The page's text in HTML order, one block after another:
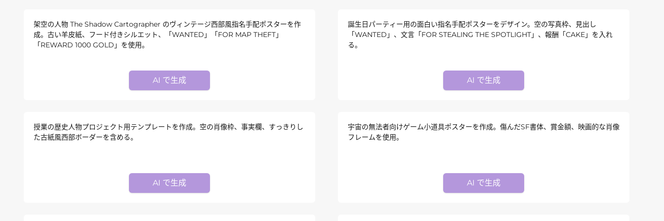
架空の人物 The Shadow Cartographer のヴィンテージ西部風指名手配ポスターを作
成。古い羊皮紙、フード付きシルエット、「WANTED」「FOR MAP THEFT」
「REWARD 1000 GOLD」を使用。
AI で生成
誕生日パーティー用の面白い指名手配ポスターをデザイン。空の写真枠、見出し
「WANTED」、文言「FOR STEALING THE SPOTLIGHT」、報酬「CAKE」を入れ
る。
AI で生成
授業の歴史人物プロジェクト用テンプレートを作成。空の肖像枠、事実欄、すっきりし
た古紙風西部ボーダーを含める。
AI で生成
宇宙の無法者向けゲーム小道具ポスターを作成。傷んだSF書体、賞金額、映画的な肖像
フレームを使用。
AI で生成